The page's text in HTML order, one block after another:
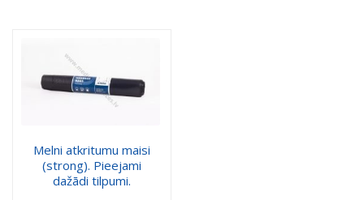
Melni atkritumu maisi
(strong). Pieejami
dažādi tilpumi.